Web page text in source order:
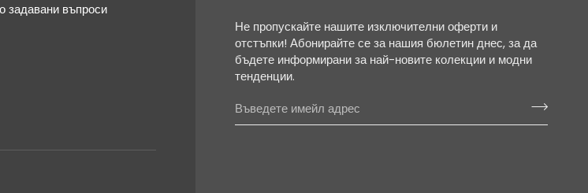
Не пропускайте нашите изключителни оферти и
отстъпки! Абонирайте се за нашия бюлетин днес, за да
бъдете информирани за най-новите колекции и модни
тенденции.
задавани въпроси